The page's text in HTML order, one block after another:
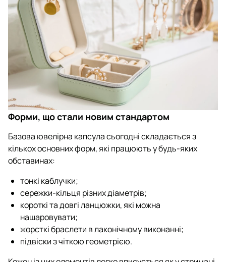
Форми, що стали новим стандартом
Базова ювелірна капсула сьогодні складається з
кількох основних форм, які працюють у будь-яких
обставинах:
тонкі каблучки;
сережки-кільця різних діаметрів;
короткі та довгі ланцюжки, які можна
нашаровувати;
жорсткі браслети в лаконічному виконанні;
підвіски з чіткою геометрією.